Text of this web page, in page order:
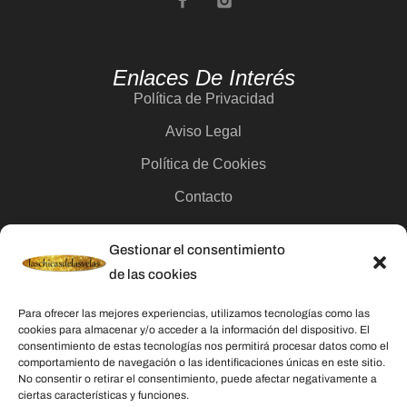
Gestionar el consentimiento
de las cookies
Para ofrecer las mejores experiencias, utilizamos tecnologías como las
cookies para almacenar y/o acceder a la información del dispositivo. El
consentimiento de estas tecnologías nos permitirá procesar datos como el
comportamiento de navegación o las identificaciones únicas en este sitio.
No consentir o retirar el consentimiento, puede afectar negativamente a
ciertas características y funciones.
Enlaces De Interés
Política de Privacidad
Aviso Legal
Política de Cookies
Contacto
Categorías
Velas
Inciensos
Aceites esenciales
Aguas rituales y colonias